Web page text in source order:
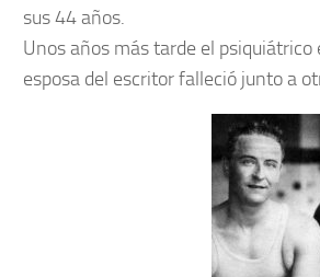
sus 44 años.
Unos años más tarde el
esposa del escritor falleció junto a